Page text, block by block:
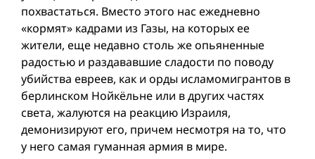
похвастаться. Вместо этого нас ежедневно
«кормят» кадрами из Газы, на которых ее
жители, еще недавно столь же опьяненные
радостью и раздававшие сладости по поводу
убийства евреев, как и орды исламомигрантов в
берлинском Нойкёльне или в других частях
света, жалуются на реакцию Израиля,
демонизируют его, причем несмотря на то, что
у него самая гуманная армия в мире.